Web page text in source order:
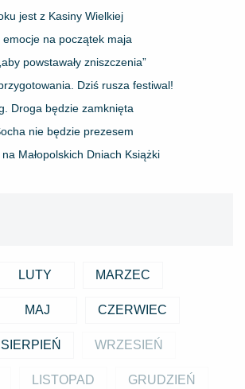
jest z Kasiny Wielkiej
emocje na początek maja
powstawały zniszczenia”
Dziś rusza festiwal!
Droga będzie zamknięta
nie będzie prezesem
Małopolskich Dniach Książki
LUTY MARZEC
MAJ CZERWIEC
SIERPIEŃ WRZESIEŃ
LISTOPAD GRUDZIEŃ